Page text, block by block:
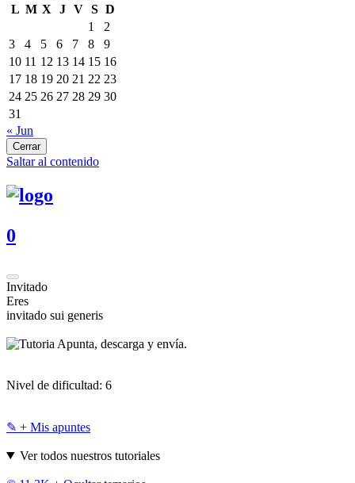
L M X J V S D
1
2
3
4 5 6 7 8
9
10 11 12 13 14 15 16
17 18 19 20 21 22 23
24 25 26 27 28 29 30
31
« Jun
Cerrar
Saltar al contenido
0
Invitado
Eres
invitado sui generis
Apunta, descarga y envía.
Nivel de dificultad: 6
✎ + Mis apuntes
Ver todos nuestros tutoriales